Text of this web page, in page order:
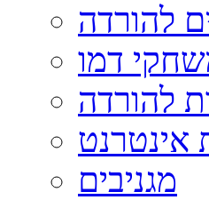
להורדה
דמו
להורדה
אינטרנט
מגניבים